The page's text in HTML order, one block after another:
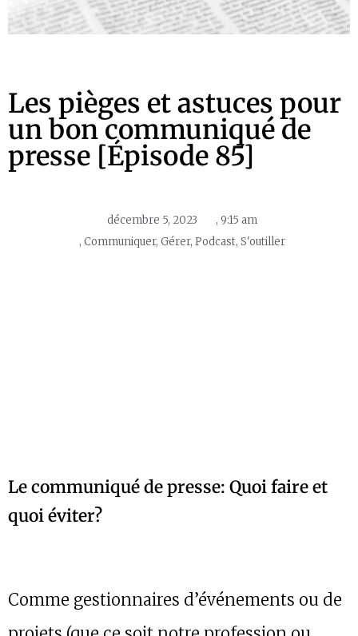
Les pièges et astuces pour
un bon communiqué de
presse [Épisode 85]
décembre 5, 2023 , 9:15 am
, Communiquer, Gérer, Podcast, S'outiller
Le communiqué de presse: Quoi faire et
quoi éviter?
Comme gestionnaires d’événements ou de